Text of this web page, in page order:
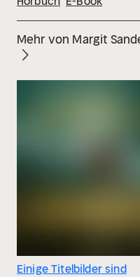
Mehr von Margit
Einige Titelbilder sind